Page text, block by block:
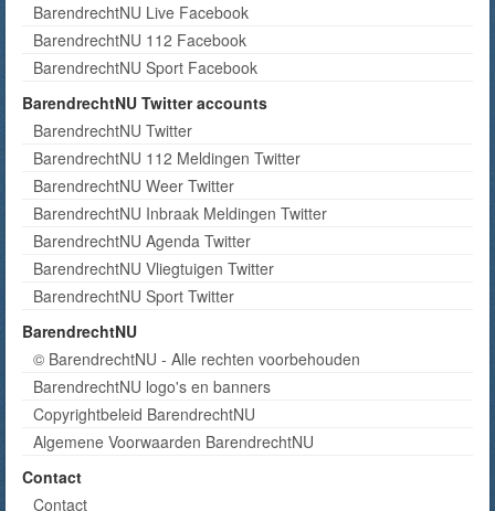
BarendrechtNU Live Facebook
BarendrechtNU 112 Facebook
BarendrechtNU Sport Facebook
BarendrechtNU Twitter accounts
BarendrechtNU Twitter
BarendrechtNU 112 Meldingen Twitter
BarendrechtNU Weer Twitter
BarendrechtNU Inbraak Meldingen Twitter
BarendrechtNU Agenda Twitter
BarendrechtNU Vliegtuigen Twitter
BarendrechtNU Sport Twitter
BarendrechtNU
© BarendrechtNU - Alle rechten voorbehouden
BarendrechtNU logo's en banners
Copyrightbeleid BarendrechtNU
Algemene Voorwaarden BarendrechtNU
Contact
Contact